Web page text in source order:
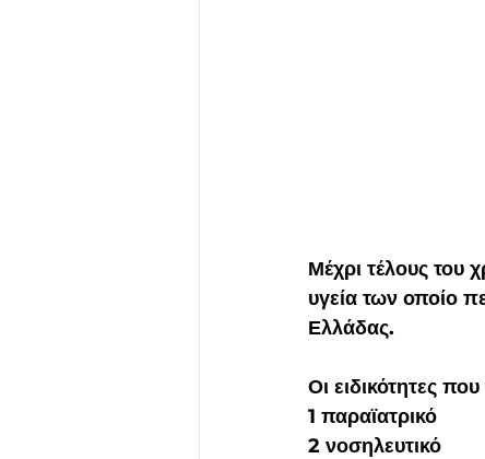
Μέχρι τέλους του
υγεία των οποίο
Ελλάδας.
Οι ειδικότητες
1 παραϊατρικό
2 νοσηλευτικό